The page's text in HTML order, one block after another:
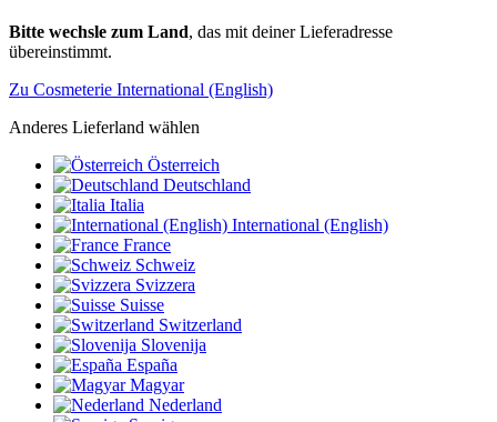
Bitte wechsle zum Land, das mit deiner Lieferadresse
übereinstimmt.
Zu Cosmeterie International (English)
Anderes Lieferland wählen
Österreich
Deutschland
Italia
International (English)
France
Schweiz
Svizzera
Suisse
Switzerland
Slovenija
España
Magyar
Nederland